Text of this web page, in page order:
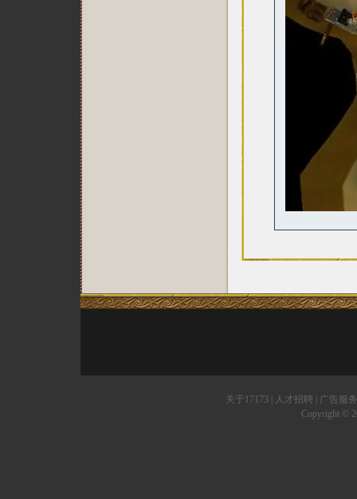
关于17173 人才招聘
广告服务
Copyright ©